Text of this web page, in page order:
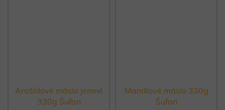
Arašídové máslo jemné
330g Šufan
Mandlové máslo 330g
Šufan